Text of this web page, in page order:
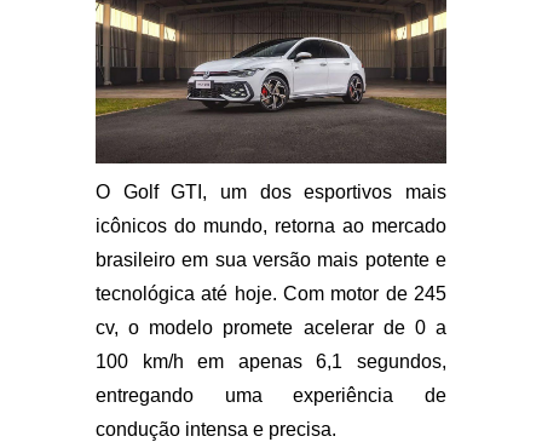
O Golf GTI, um dos esportivos mais
icônicos do mundo, retorna ao mercado
brasileiro em sua versão mais potente e
tecnológica até hoje. Com motor de 245
cv, o modelo promete acelerar de 0 a
100 km/h em apenas 6,1 segundos,
entregando uma experiência de
condução intensa e precisa.